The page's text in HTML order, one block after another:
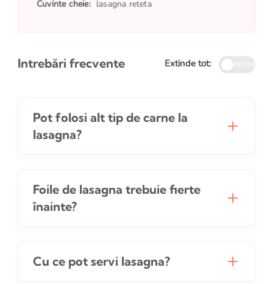
Cuvinte cheie: lasagna reteta
Intrebări frecvente Extinde tot:
Pot folosi alt tip de carne la
lasagna?
Foile de lasagna trebuie fierte
înainte?
Cu ce pot servi lasagna?